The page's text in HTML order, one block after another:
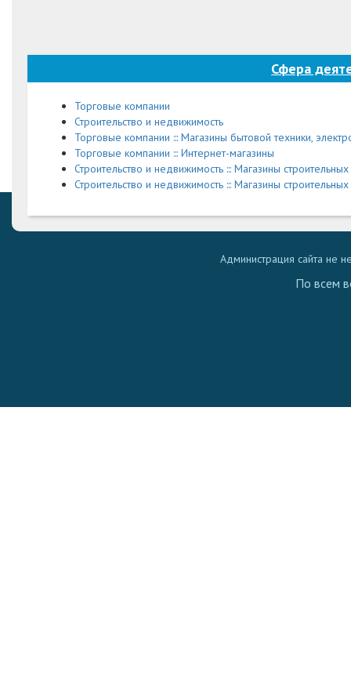
Сфера
Торговые компании
Строительство и недвижимость
Торговые компании ::: Магазины бытовой техники,
Торговые компании ::: Интернет-магазины
Строительство и недвижимость ::: Магазины
Строительство и недвижимость ::: Магазины
Администрация сайта не
По всем